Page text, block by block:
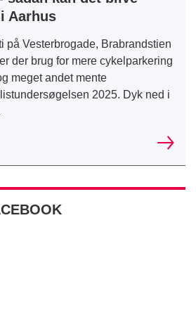
Aarhus
på Vesterbrogade, Brabrandstien
der brug for mere cykelparkering
meget andet mente
2025. Dyk ned i